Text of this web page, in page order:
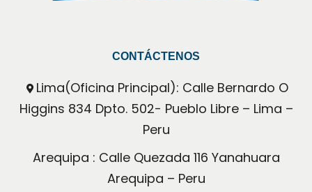
CONTÁCTENOS
Lima(Oficina Principal): Calle Bernardo O
Higgins 834 Dpto. 502- Pueblo Libre – Lima –
Peru
Arequipa : Calle Quezada 116 Yanahuara
Arequipa – Peru